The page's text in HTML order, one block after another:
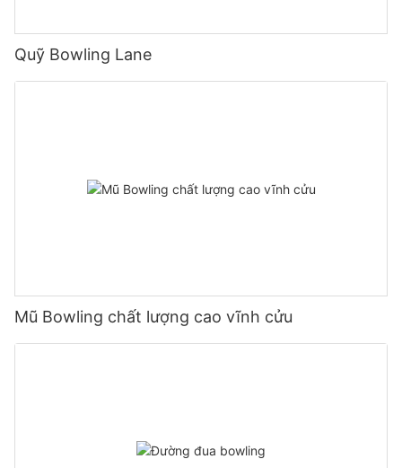
Quỹ Bowling Lane
Mũ Bowling chất lượng cao vĩnh cửu